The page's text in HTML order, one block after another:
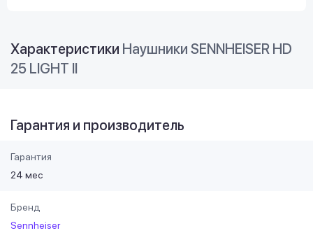
Характеристики Наушники SENNHEISER HD
25 LIGHT II
Гарантия и производитель
Гарантия
24 мес
Бренд
Sennheiser